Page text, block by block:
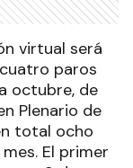
virtual será
paros
octubre, de
Plenario de
total ocho
El primer